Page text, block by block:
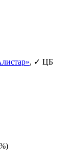
, ✓ ЦБ